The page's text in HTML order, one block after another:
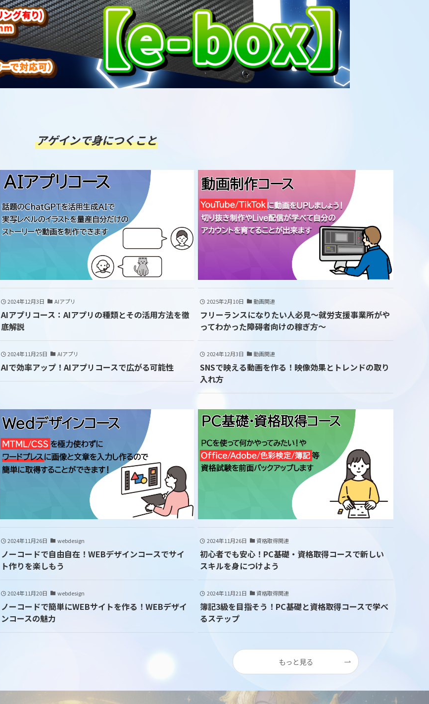
アゲインで身につくこと
2024年12月3日 AIアプリ
AIアプリコース：AIアプリの種類とその活用方法を徹
底解説
2024年11月25日 AIアプリ
AIで効率アップ！AIアプリコースで広がる可能性
2025年2月10日 動画関連
フリーランスになりたい人必見～就労支援事業所がや
ってわかった障碍者向けの稼ぎ方～
2024年12月3日 動画関連
SNSで映える動画を作る！映像効果とトレンドの取り
入れ方
2024年11月26日 webdesign
ノーコードで自由自在！WEBデザインコースでサイ
ト作りを楽しもう
2024年11月20日 webdesign
ノーコードで簡単にWEBサイトを作る！WEBデザイ
ンコースの魅力
2024年11月26日 資格取得関連
初心者でも安心！PC基礎・資格取得コースで新しい
スキルを身につけよう
2024年11月21日 資格取得関連
簿記3級を目指そう！PC基礎と資格取得コースで学べ
るステップ
もっと見る